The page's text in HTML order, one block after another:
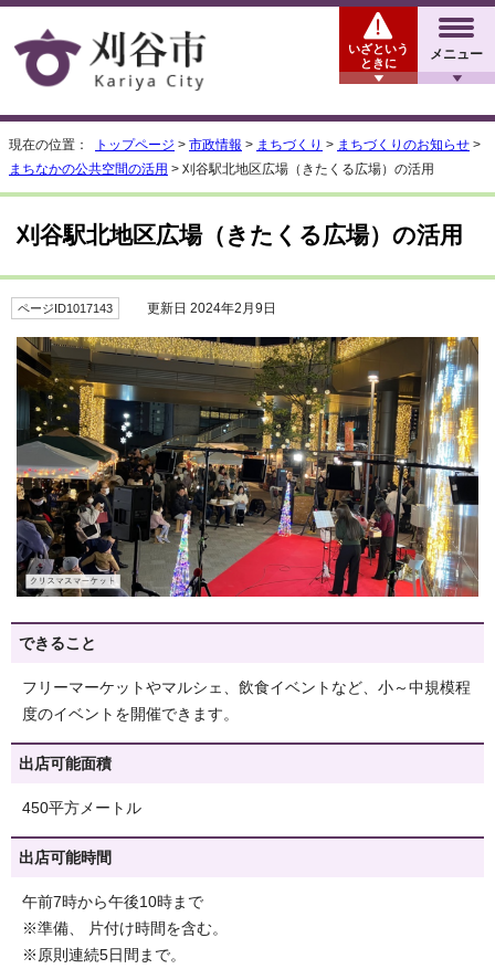
メニュー
いざという
ときに
現在の位置： トップページ > 市政情報 > まちづくり > まちづくりのお知らせ >
まちなかの公共空間の活用 > 刈谷駅北地区広場（きたくる広場）の活用
刈谷駅北地区広場（きたくる広場）の活用
ページID1017143 更新日 2024年2月9日
できること
フリーマーケットやマルシェ、飲食イベントなど、小～中規模程
度のイベントを開催できます。
出店可能面積
450平方メートル
出店可能時間
午前7時から午後10時まで
※準備、 片付け時間を含む。
※原則連続5日間まで。